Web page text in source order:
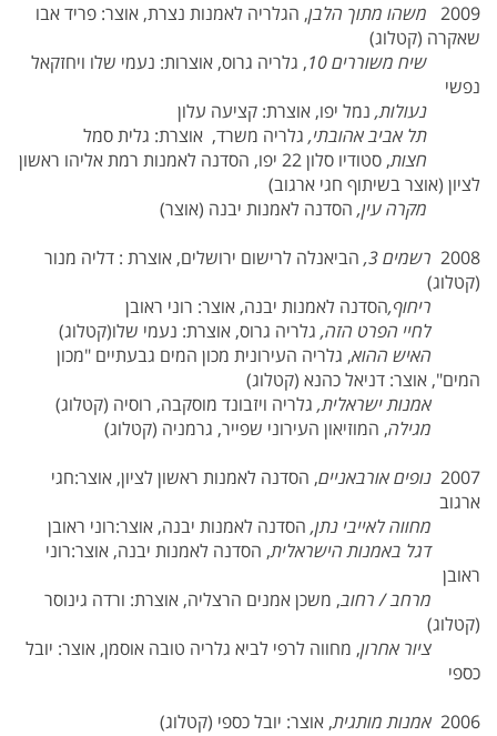
2009 משהו מתוך הלבן, הגלריה לאמנות נצרת, אוצר: פריד אבו
שאקרה (קטלוג)
שיח משוררים 10
, גלריה גרוס, אוצרות: נעמי שלו ויחזקאל
נפשי
נעולות, נמל יפו, אוצרת: קציעה עלון
תל אביב אהובתי, גלריה משרד, אוצרת: גלית סמל
חצות
, סטודיו סלון 22 יפו, הסדנה לאמנות רמת אליהו ראשון
לציון (אוצר בשיתוף חגי ארגוב)
מקרה עין, הסדנה לאמנות יבנה (אוצר)
2008 רשמים 3,
הביאנלה לרישום ירושלים, אוצרת : דליה מנור
(קטלוג)
ריחוף,הסדנה לאמנות יבנה, אוצר: רוני ראובן
לחיי הפרט הזה, גלריה גרוס, אוצרת: נעמי שלו(קטלוג)
האיש ההוא, גלריה העירונית מכון המים גבעתיים "מכון
המים", אוצר: דניאל כהנא (קטלוג)
אמנות ישראלית, גלריה ויזבונד מוסקבה, רוסיה (קטלוג)
מגילה, המוזיאון העירוני שפייר, גרמניה (קטלוג)
2007 נופים אורבאניים, הסדנה לאמנות ראשון לציון, אוצר:חגי
ארגוב
מחווה לאייבי נתן, הסדנה לאמנות יבנה, אוצר:רוני ראובן
דגל באמנות הישראלית, הסדנה לאמנות יבנה, אוצר:רוני
ראובן
מרחב / רחוב, משכן אמנים הרצליה, אוצרת: ורדה גינוסר
(קטלוג)
ציור אחרון, מחווה לרפי לביא גלריה טובה אוסמן, אוצר: יובל
כספי
2006 אמנות מותגית, אוצר: יובל כספי (קטלוג)